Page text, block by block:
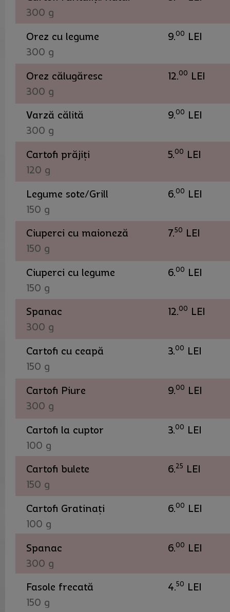
300 g
Orez cu legume
300 g
9.00 LEI
Orez călugăresc
300 g
12.00 LEI
Varză călită
300 g
9.00 LEI
Cartofi prăjiți
120 g
5.00 LEI
Legume sote/Grill
150 g
6.00 LEI
Ciuperci cu maioneză
150 g
7.50 LEI
Ciuperci cu legume
150 g
6.00 LEI
Spanac
300 g
12.00 LEI
Cartofi cu ceapă
150 g
3.00 LEI
Cartofi Piure
300 g
9.00 LEI
Cartofi la cuptor
100 g
3.00 LEI
Cartofi bulete
150 g
6.25 LEI
Cartofi Gratinați
100 g
6.00 LEI
Spanac
300 g
6.00 LEI
Fasole frecată
150 g
4.50 LEI